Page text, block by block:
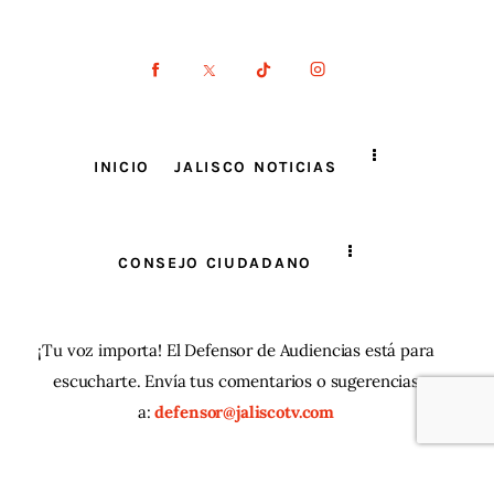
INICIO JALISCO NOTICIAS
CONSEJO CIUDADANO
¡Tu voz importa! El Defensor de Audiencias está para
escucharte. Envía tus comentarios o sugerencias
a:defensor@jaliscotv.com